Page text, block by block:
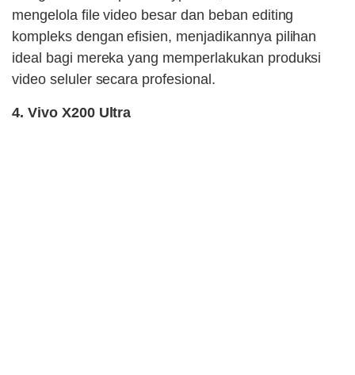
mengelola file video besar dan beban editing
kompleks dengan efisien, menjadikannya pilihan
ideal bagi mereka yang memperlakukan produksi
video seluler secara profesional.
4. Vivo X200 Ultra